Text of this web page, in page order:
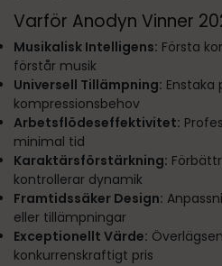
Varför Anodyn Vinner
Musikalisk Intelligens: Första
förstår musik
Universell Tillämpning: Enstaka
kompressionsbehov
Arbetsflödeseffektivitet:
minimal tid
Karaktärsförstärkning:
kontrollerar dynamik
Framtidssäker Design:
eller tillämpningar
Exceptionellt Värde:
konkurrenskraftigt pris